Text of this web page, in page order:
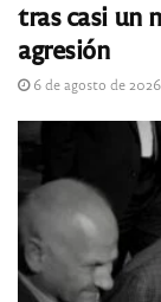
tras casi un
agresión
6 de agosto de 2026